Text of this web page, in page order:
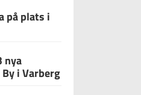
på plats i
nya
i Varberg